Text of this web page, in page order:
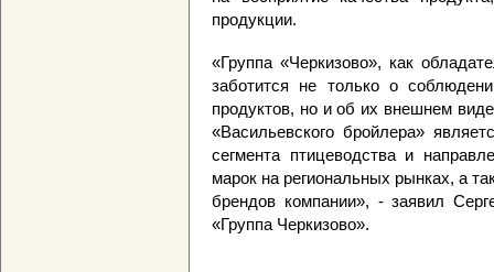
продукции.
«Группа «Черкизово», как
заботится не только о
продуктов, но и об их внешнем
«Васильевского бройлера»
сегмента птицеводства и
марок на региональных рынках, а
брендов компании», - заявил
«Группа Черкизово».